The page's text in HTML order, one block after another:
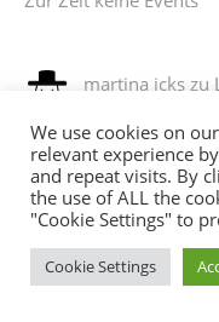
martina ickszu
leichtem
12/08/2025
es war ein
gemacht, mit
Andreaszu
We use cookies on
relevant experience
and repeat visits. By
the use of ALL the
"Cookie Settings" to
Cookie Settings